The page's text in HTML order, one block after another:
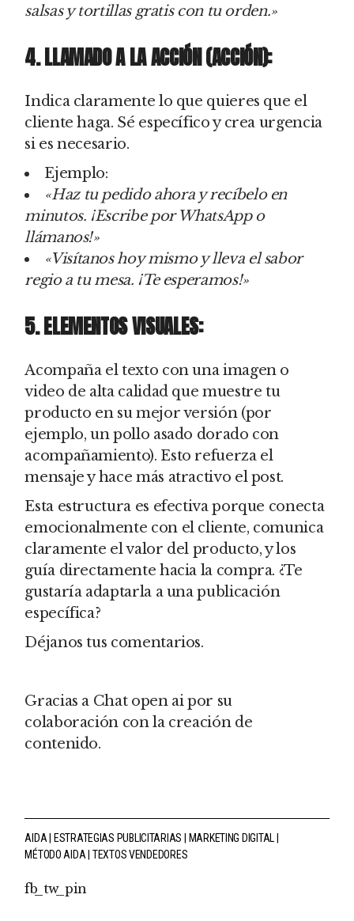
salsas y tortillas gratis con tu orden.»
4. LLAMADO A LA ACCIÓN (ACCIÓN):
Indica claramente lo que quieres que el
cliente haga. Sé específico y crea urgencia
si es necesario.
Ejemplo:
«Haz tu pedido ahora y recíbelo en
minutos. ¡Escribe por WhatsApp o
llámanos!»
«Visítanos hoy mismo y lleva el sabor
regio a tu mesa. ¡Te esperamos!»
5. ELEMENTOS VISUALES:
Acompaña el texto con una imagen o
video de alta calidad que muestre tu
producto en su mejor versión (por
ejemplo, un pollo asado dorado con
acompañamiento). Esto refuerza el
mensaje y hace más atractivo el post.
Esta estructura es efectiva porque conecta
emocionalmente con el cliente, comunica
claramente el valor del producto, y los
guía directamente hacia la compra. ¿Te
gustaría adaptarla a una publicación
específica?
Déjanos tus comentarios.
Gracias a Chat open ai por su
colaboración con la creación de
contenido.
AIDA ESTRATEGIAS PUBLICITARIAS
MARKETING DIGITAL
MÉTODO AIDA TEXTOS VENDEDORES
fb tw pin